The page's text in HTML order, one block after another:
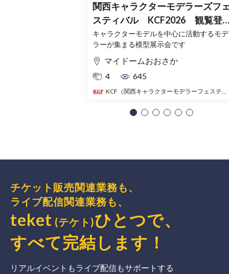
関西キャラクターモデラーズフ
スティバル KCF2026 観覧登
録チケット（無料）
キャラクターモデルを中心に活動するモデ
ラーが集まる模型展示会です
マイドームおおさか
4
645
KCF（関西キャラクターモデラーフェスティバル）
チケット販売関連業務も、
ライブ配信関連業務も、
teket (テケト)ひとつで、
すべて完結 します ！
リアルイベントもライブ配信もサポートする